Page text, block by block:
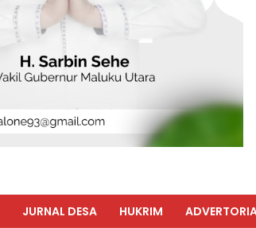
JURNAL DESA HUKRIM